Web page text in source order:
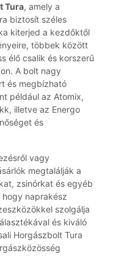
Tura, amely a
biztosít széles
kiterjed a kezdőktől
többek között
élő csalik és korszerű
A bolt nagy
és megbízható
például az Atomix,
illetve az Energo
és
vagy
megtalálják a
zsinórkat és egyéb
naprakész
szolgálja
és kiváló
Horgászbolt Tura